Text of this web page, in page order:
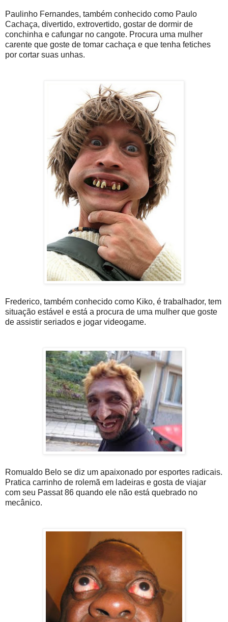
Paulinho Fernandes, também conhecido como Paulo
Cachaça, divertido, extrovertido, gostar de dormir de
conchinha e cafungar no cangote. Procura uma mulher
carente que goste de tomar cachaça e que tenha fetiches
por cortar suas unhas.
Frederico, também conhecido como Kiko, é trabalhador, tem
situação estável e está a procura de uma mulher que goste
de assistir seriados e jogar videogame.
Romualdo Belo se diz um apaixonado por esportes radicais.
Pratica carrinho de rolemã em ladeiras e gosta de viajar
com seu Passat 86 quando ele não está quebrado no
mecânico.